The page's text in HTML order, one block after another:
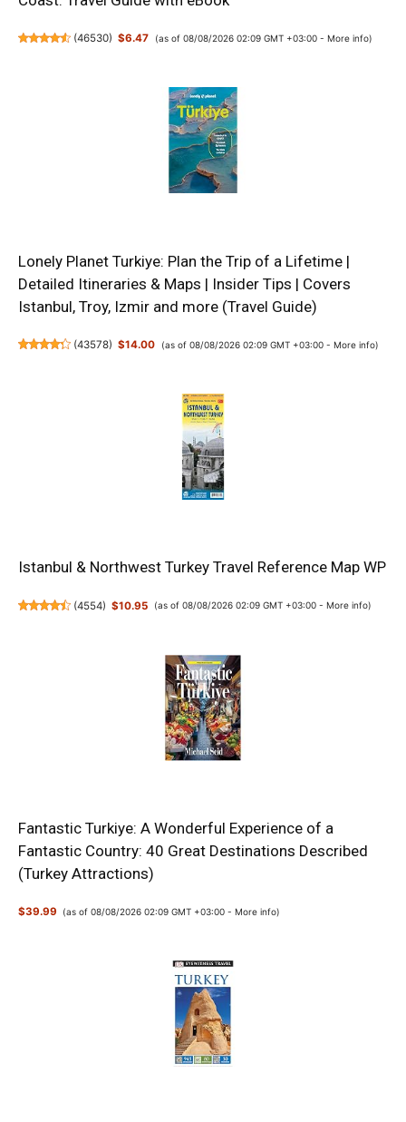
(46530) $6.47 (as of 08/08/2026 02:09 GMT +03:00 - More info)
Lonely Planet Turkiye: Plan the Trip of a Lifetime |
Detailed Itineraries & Maps | Insider Tips | Covers
Istanbul, Troy, Izmir and more (Travel Guide)
(43578) $14.00 (as of 08/08/2026 02:09 GMT +03:00 - More info)
Istanbul & Northwest Turkey Travel Reference Map WP
(4554) $10.95 (as of 08/08/2026 02:09 GMT +03:00 - More info)
Fantastic Turkiye: A Wonderful Experience of a
Fantastic Country: 40 Great Destinations Described
(Turkey Attractions)
$39.99 (as of 08/08/2026 02:09 GMT +03:00 -More info)